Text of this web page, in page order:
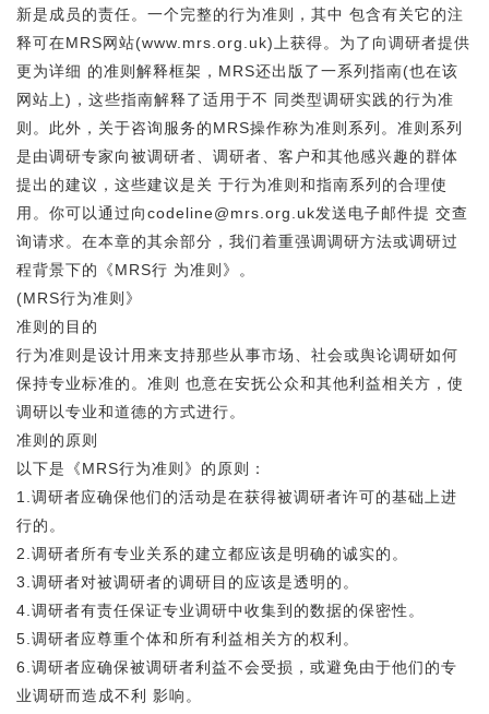
新是成员的责任。一个完整的行为准则，其中 包含有关它的注
释可在MRS网站(www.mrs.org.uk)上获得。为了向调研者提供
更为详细 的准则解释框架，MRS还出版了一系列指南(也在该
网站上)，这些指南解释了适用于不 同类型调研实践的行为准
则。此外，关于咨询服务的MRS操作称为准则系列。准则系列
是由调研专家向被调研者、调研者、客户和其他感兴趣的群体
提出的建议，这些建议是关 于行为准则和指南系列的合理使
用。你可以通过向codeline@mrs.org.uk发送电子邮件提 交查
询请求。在本章的其余部分，我们着重强调调研方法或调研过
程背景下的《MRS行 为准则》。
(MRS行为准则》
准则的目的
行为准则是设计用来支持那些从事市场、社会或舆论调研如何
保持专业标准的。准则 也意在安抚公众和其他利益相关方，使
调研以专业和道德的方式进行。
准则的原则
以下是《MRS行为准则》的原则：
1.调研者应确保他们的活动是在获得被调研者许可的基础上进
行的。
2.调研者所有专业关系的建立都应该是明确的诚实的。
3.调研者对被调研者的调研目的应该是透明的。
4.调研者有责任保证专业调研中收集到的数据的保密性。
5.调研者应尊重个体和所有利益相关方的权利。
6.调研者应确保被调研者利益不会受损，或避免由于他们的专
业调研而造成不利 影响。